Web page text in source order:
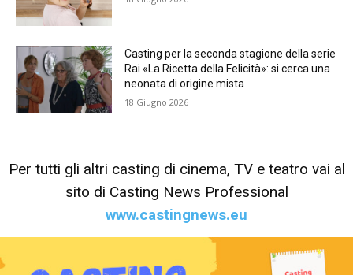
Casting per la seconda stagione della serie
Rai «La Ricetta della Felicità»: si cerca una
neonata di origine mista
18 Giugno 2026
Per tutti gli altri casting di cinema, TV e teatro vai al
sito di Casting News Professional
www.castingnews.eu